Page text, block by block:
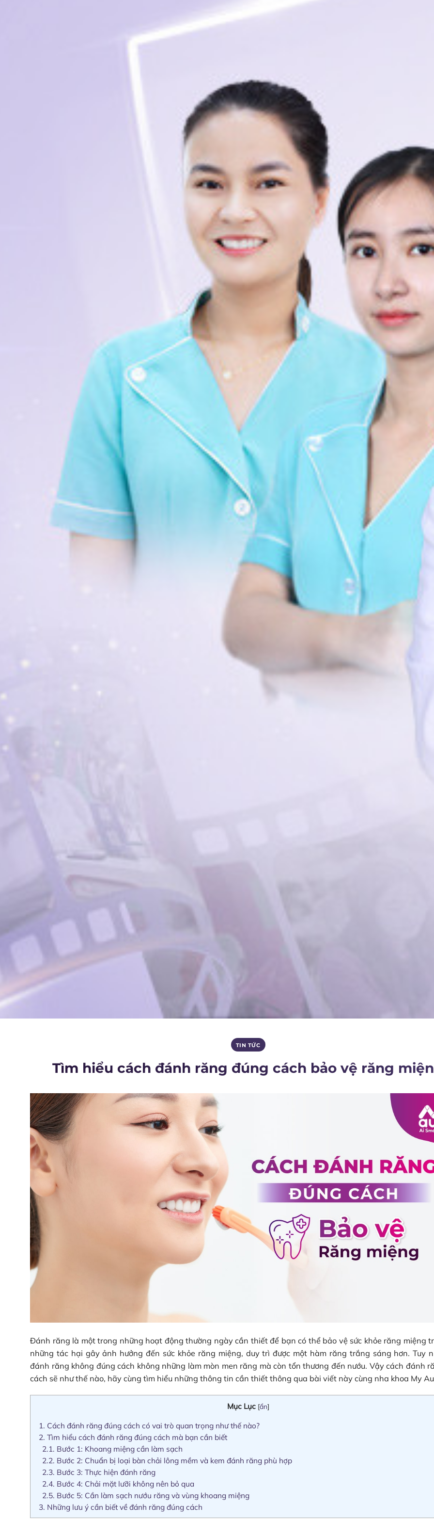
TIN TỨC
Tìm hiểu cách đánh răng đúng cách bảo vệ răng
Đánh răng là một trong những hoạt động thường ngày cần thiết để bạn có thể bảo vệ sức khỏe răng miệng
những tác hại gây ảnh hưởng đến sức khỏe răng miệng, duy trì được một hàm răng trắng sáng hơn. Tuy
đánh răng không đúng cách không những làm mòn men răng mà còn tổn thương đến nướu. Vậy cách đánh
cách sẽ như thế nào, hãy cùng tìm hiểu những thông tin cần thiết thông qua bài viết này cùng nha khoa My
Mục Lục [ẩn]
1. Cách đánh răng đúng cách có vai trò quan trọng như thế nào?
2. Tìm hiểu cách đánh răng đúng cách mà bạn cần biết
2.1. Bước 1: Khoang miệng cần làm sạch
2.2. Bước 2: Chuẩn bị loại bàn chải lông mềm và kem đánh răng phù hợp
2.3. Bước 3: Thực hiện đánh răng
2.4. Bước 4: Chải mặt lưỡi không nên bỏ qua
2.5. Bước 5: Cần làm sạch nướu răng và vùng khoang miệng
3. Những lưu ý cần biết về đánh răng đúng cách